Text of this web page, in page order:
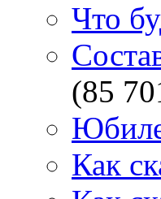
Что
(85
Как